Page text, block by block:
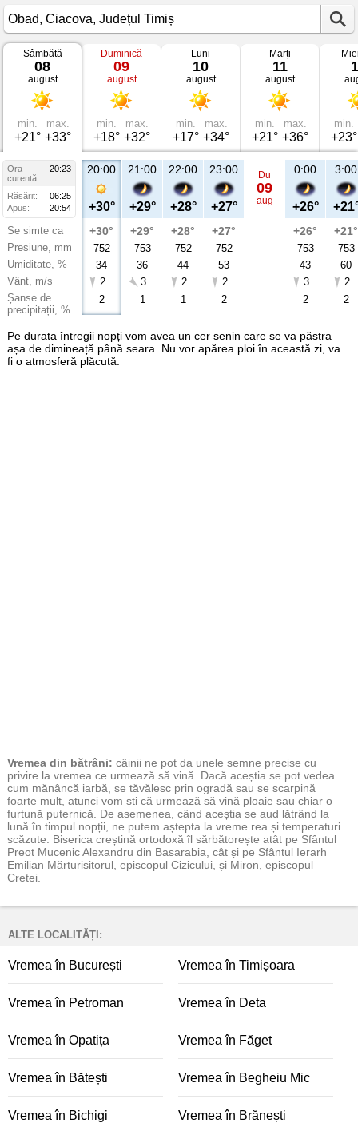
Vremea
Obad
Ciacova,
Județul
Timiș
Sâmbătă
08
august
min.
+21°
max.
+33°
Duminică
09
august
min.
+18°
max.
+32°
Luni
10
august
min.
+17°
max.
+34°
Marți
11
august
min.
+21°
max.
+36°
min.
+23°
Ora
20:23
curentă
Răsărit:
06:25
Apus:
20:54
Se simte ca
Presiune, mm
Umiditate, %
Vânt, m/s
Șanse de
precipitații, %
20:00
+30°
+30°
752
34
2
2
21:00
+29°
+29°
753
36
3
1
22:00
+28°
+28°
752
44
2
1
23:00
+27°
+27°
752
53
2
2
Du
09
aug
0:00
+26°
+26°
753
43
3
2
3:00
+21°
753
60
2
2
Pe durata întregii nopți vom avea un cer senin care se va păstra
așa de dimineață până seara. Nu vor apărea ploi în această zi, va
fi o atmosferă plăcută.
Vremea din bătrâni: câinii ne pot da unele semne precise cu
privire la vremea ce urmează să vină. Dacă aceștia se pot vedea
cum mănâncă iarbă, se tăvălesc prin ogradă sau se scarpină
foarte mult, atunci vom ști că urmează să vină ploaie sau chiar o
furtună puternică. De asemenea, când aceștia se aud lătrând la
lună în timpul nopții, ne putem aștepta la vreme rea și temperaturi
scăzute. Biserica creștină ortodoxă îl sărbătorește atât pe Sfântul
Preot Mucenic Alexandru din Basarabia, cât și pe Sfântul Ierarh
Emilian Mărturisitorul, episcopul Cizicului, și Miron, episcopul
Cretei.
ALTE LOCALITĂȚI:
Vremea în București Vremea în Timișoara
Vremea în Petroman Vremea în Deta
Vremea în Opatița Vremea în Făget
Vremea în Bătești Vremea în Begheiu Mic
Vremea în Bichigi Vremea în Brănești